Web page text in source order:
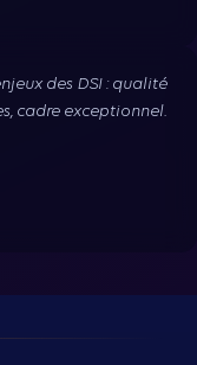
des DSI : qualité
cadre exceptionnel.